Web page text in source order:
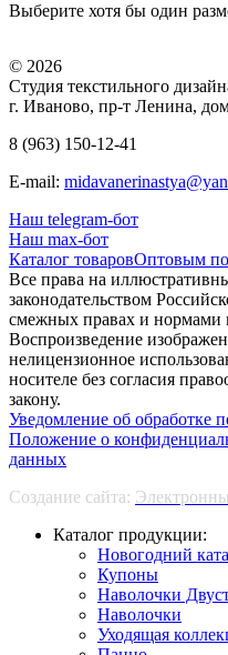
Выберите хотя бы один
© 2026
Студия текстильного
г. Иваново, пр-т Ленина,
8 (963) 150-12-41
E-mail:
Наш telegram-бот
Наш max-бот
Каталог товаровОптовым
Все права на
законодательством
смежных правах и нормами
Воспроизведение
нелицензионное
носителе без согласия
закону.
Уведомление об обработке
Положение о
данных
Создание сайта:
Каталог продукции:
Новогодний
Купоны
Наволочки
Наволочки
Уходящая